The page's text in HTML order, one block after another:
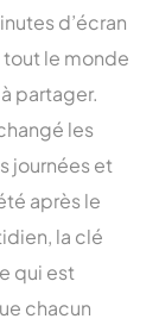
d’écran
tout le monde
partager.
les
journées et
après le
la clé
qui est
chacun